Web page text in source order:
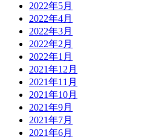
2022年5月
2022年4月
2022年3月
2022年2月
2022年1月
2021年12月
2021年11月
2021年10月
2021年9月
2021年7月
2021年6月